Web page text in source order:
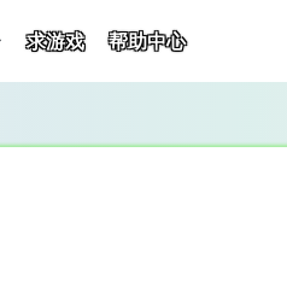
求游戏 帮助中心